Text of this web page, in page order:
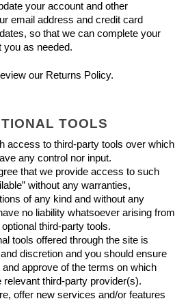
your account and other
email address and credit card
so that we can complete your
you as needed.
our Returns Policy.
TOOLS
access to third-party tools over which
any control nor input.
that we provide access to such
without any warranties,
of any kind and without any
no liability whatsoever arising from
third-party tools.
tools offered through the site is
discretion and you should ensure
approve of the terms on which
third-party provider(s).
offer new services and/or features